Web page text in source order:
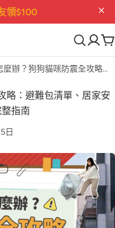
領$100
購
物
車
地震來了怎麼辦？狗狗貓咪防震全攻略：避難包清單、居家安全、走失協尋完整指南
略：避難包清單、居家安
指南
日